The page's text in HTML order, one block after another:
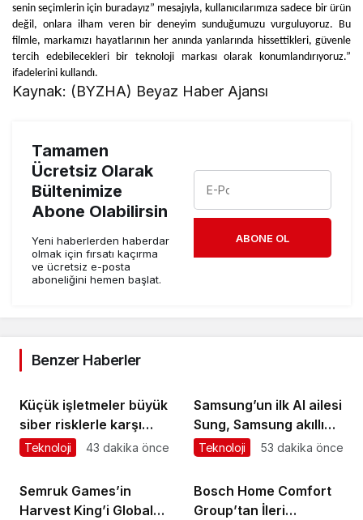
senin seçimlerin için buradayız” mesajıyla, kullanıcılarımıza sadece bir ürün
değil, onlara ilham veren bir deneyim sunduğumuzu vurguluyoruz. Bu
filmle, markamızı hayatlarının her anında yanlarında hissettikleri, güvenle
tercih edebilecekleri bir teknoloji markası olarak konumlandırıyoruz.”
ifadelerini kullandı.
Kaynak: (BYZHA) Beyaz Haber Ajansı
Tamamen
Ücretsiz Olarak
Bültenimize
Abone Olabilirsin
Yeni haberlerden haberdar
olmak için fırsatı kaçırma
ve ücretsiz e-posta
aboneliğini hemen başlat.
ABONE OL
Benzer Haberler
Küçük işletmeler büyük
siber risklerle karşı
karşıya
Teknoloji 43 dakika önce
Samsung’un ilk AI ailesi
Sung, Samsung akıllı
yaşam deneyimini
Teknoloji 53 dakika önce
Semruk Games’in
Harvest King’i Global
Bosch Home Comfort
Group’tan İleri